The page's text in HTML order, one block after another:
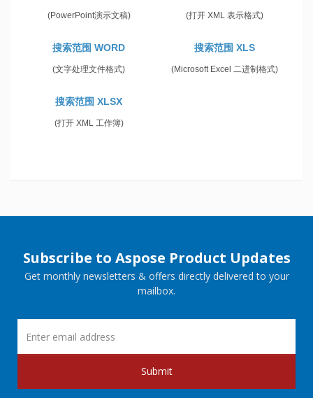
(PowerPoint演示文稿) (打开 XML 表示格式)
搜索范围 WORD
(文字处理文件格式)
搜索范围 XLS
(Microsoft Excel 二进制格式)
搜索范围 XLSX
(打开 XML 工作簿)
Subscribe to Aspose Product Updates
Get monthly newsletters & offers directly delivered to your
mailbox.
Submit